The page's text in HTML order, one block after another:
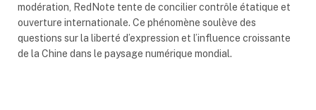
modération, RedNote tente de concilier contrôle étatique et
ouverture internationale. Ce phénomène soulève des
questions sur la liberté d’expression et l’influence croissante
de la Chine dans le paysage numérique mondial.